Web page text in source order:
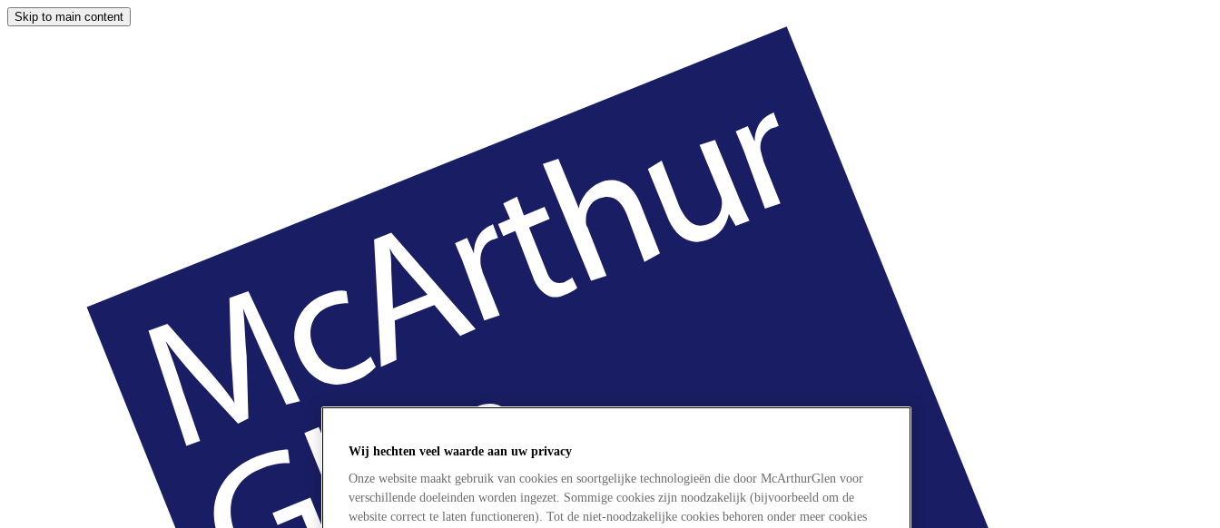
Skip to main content
Wij hechten veel waarde aan uw privacy
Onze website maakt gebruik van cookies en soortgelijke technologieën die door McArthurGlen voor
verschillende doeleinden worden ingezet. Sommige cookies zijn noodzakelijk (bijvoorbeeld om de
website correct te laten functioneren). Tot de niet-noodzakelijke cookies behoren onder meer cookies